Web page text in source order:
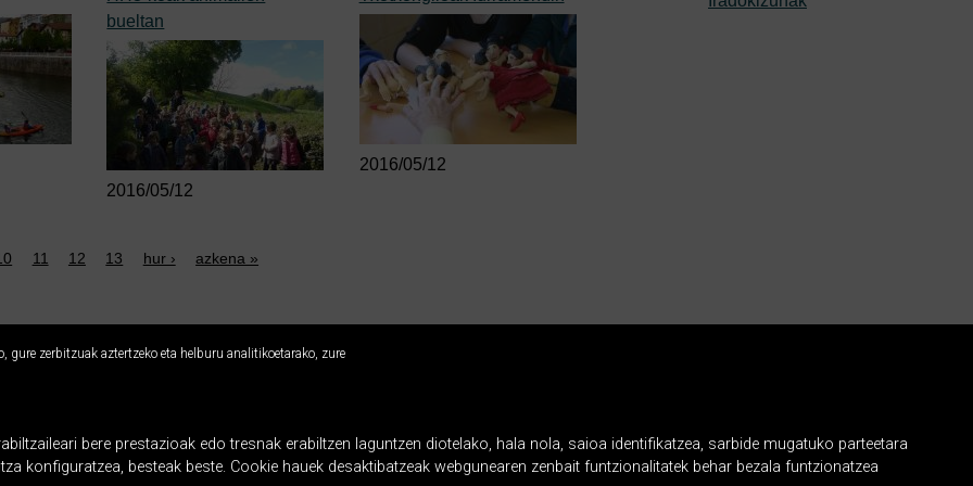
bueltan
2016/05/12
2016/05/12
11 12 13 hur › azkena »
Usabal 26, 20400 Tolosa
gure zerbitzuak aztertzeko eta helburu analitikoetarako, zure
bere prestazioak edo tresnak erabiltzen laguntzen diotelako, hala nola, saioa identifikatzea, sarbide mugatuko parteetara
konfiguratzea, besteak beste. Cookie hauek desaktibatzeak webgunearen zenbait funtzionalitatek behar bezala funtzionatzea